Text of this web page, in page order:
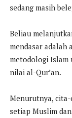
sedang masih
Beliau
mendasar adalah
metodologi Islam
nilai al-Qur’an.
Menurutnya,
setiap Muslim